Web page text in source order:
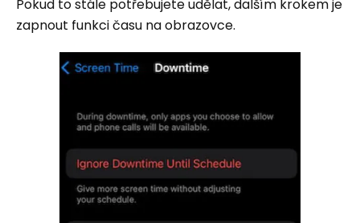
Pokud to stále potřebujete udělat, dalším krokem je
zapnout funkci času na obrazovce.